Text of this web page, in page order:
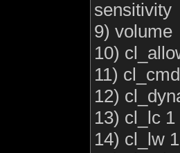
sensitivity
9) volume
10)
11)
12)
13) cl_lc 1
14) cl_lw 1